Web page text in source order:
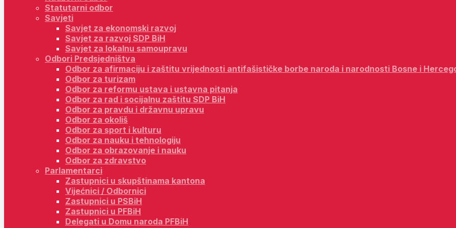
Statutarni odbor
Savjeti
Savjet za ekonomski razvoj
Savjet za razvoj SDP BiH
Savjet za lokalnu samoupravu
Odbori Predsjedništva
Odbor za afirmaciju i zaštitu vrijednosti antifašističke borbe naroda i narodnosti Bosne i
Odbor za turizam
Odbor za reformu ustava i ustavna pitanja
Odbor za rad i socijalnu zaštitu SDP BiH
Odbor za pravdu i državnu upravu
Odbor za okoliš
Odbor za sport i kulturu
Odbor za nauku i tehnologiju
Odbor za obrazovanje i nauku
Odbor za zdravstvo
Parlamentarci
Zastupnici u skupštinama kantona
Vijećnici / Odbornici
Zastupnici u PSBiH
Zastupnici u PFBiH
Delegati u Domu naroda PFBiH